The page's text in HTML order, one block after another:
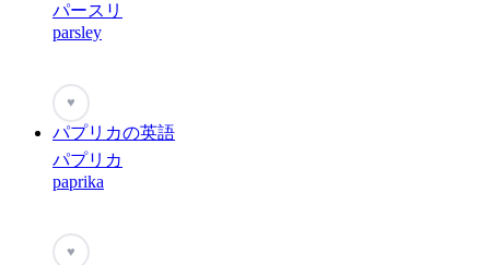
パースリ
parsley
♥
パプリカの英語
パプリカ
paprika
♥